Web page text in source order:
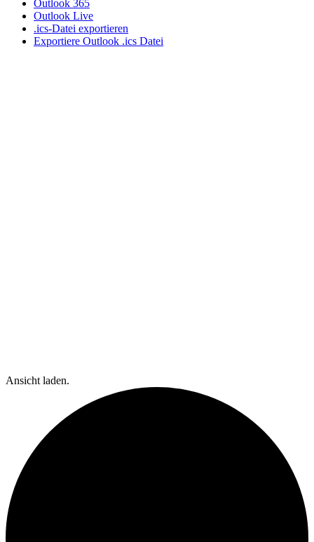
Outlook 365
Outlook Live
.ics-Datei exportieren
Exportiere Outlook .ics Datei
Ansicht laden.